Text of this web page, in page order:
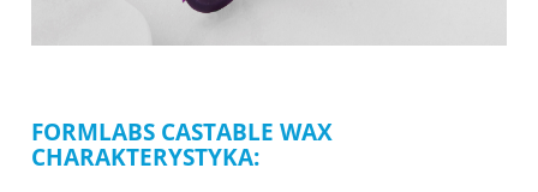
FORMLABS CASTABLE WAX
CHARAKTERYSTYKA: